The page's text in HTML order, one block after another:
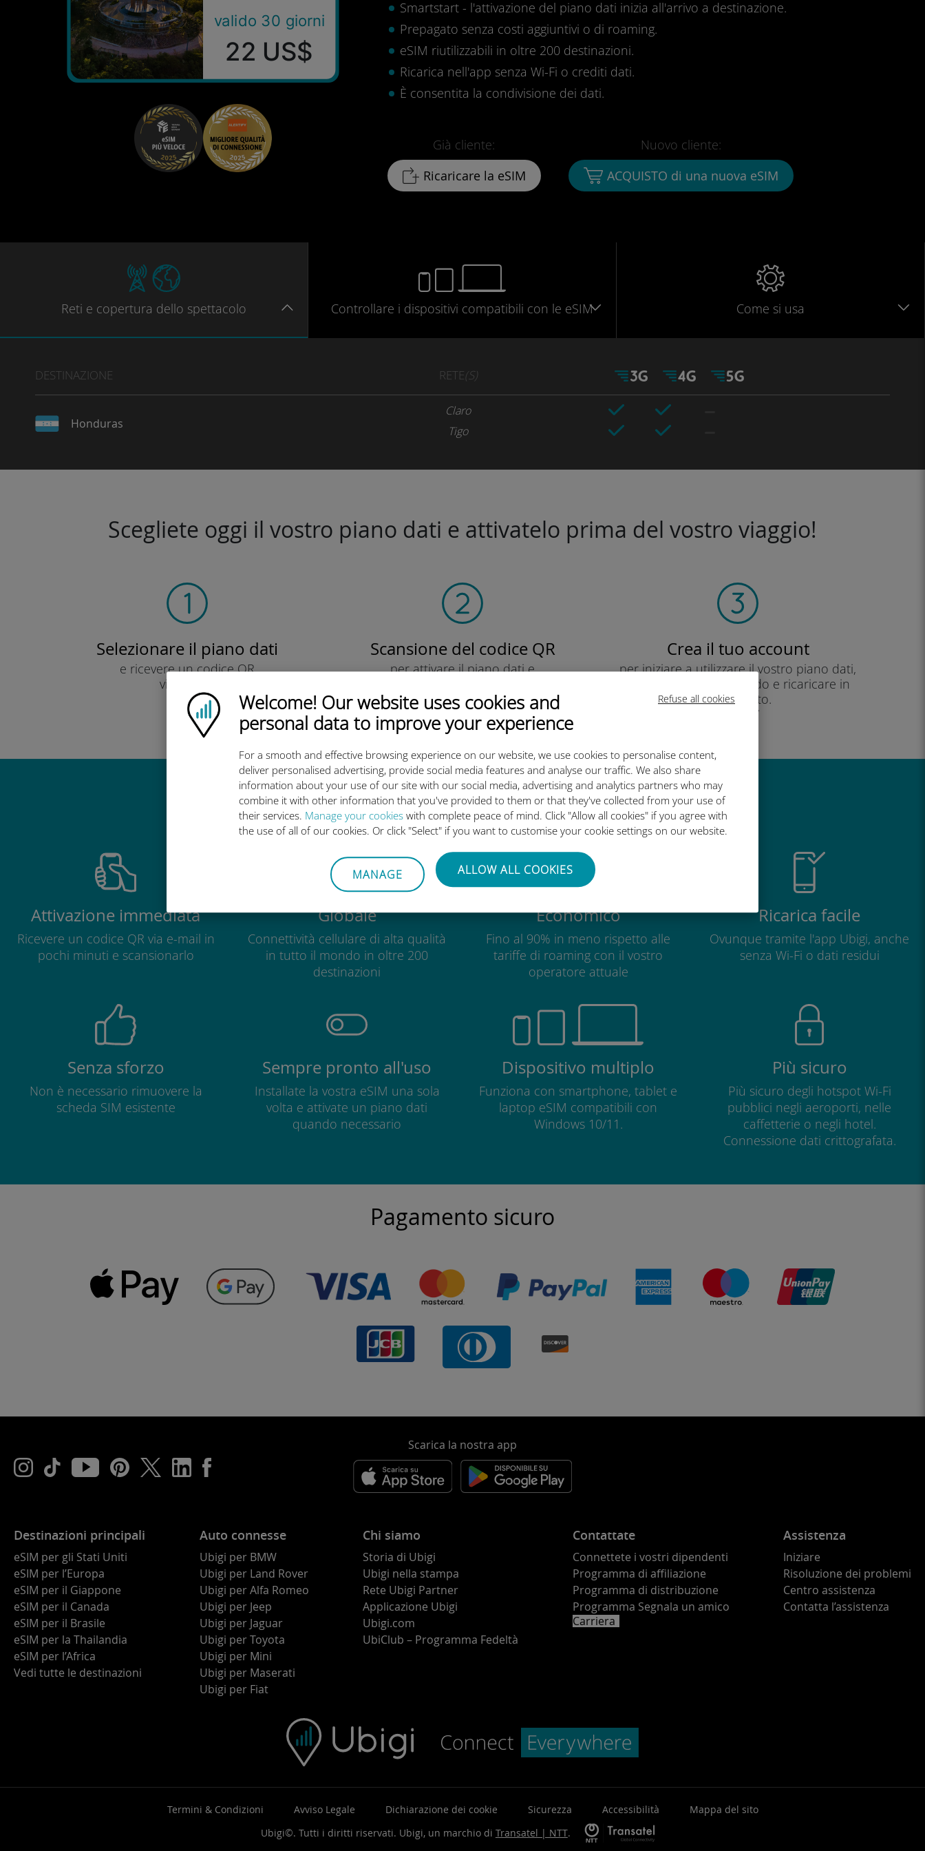
Refuse all cookies
Ubigi logo
Welcome! Our website uses cookies and
personal data to improve your experience
For a smooth and effective browsing experience on our website, we use cookies to personalise content,
deliver personalised advertising, provide social media features and analyse our traffic. We also share
information about your use of our site with our social media, advertising and analytics partners who may
combine it with other information that you've provided to them or that they've collected from your use of
their services. Manage your cookies with complete peace of mind. Click "Allow all cookies" if you agree with
the use of all of our cookies. Or click "Select" if you want to customise your cookie settings on our website.
MANAGE ALLOW ALL COOKIES
valido 30 giorni
22 US$
Smartstart - l'attivazione del piano dati inizia all'arrivo a destinazione.
Prepagato senza costi aggiuntivi o di roaming.
eSIM riutilizzabili in oltre 200 destinazioni.
Ricarica nell'app senza Wi-Fi o crediti dati.
È consentita la condivisione dei dati.
Già cliente:
Ricaricare la eSIM
Nuovo cliente:
ACQUISTO di una nuova eSIM
Reti e copertura dello spettacolo Controllare i dispositivi compatibili con le eSIM Come si usa
DESTINAZIONE RETE(S)
Honduras
Claro
Tigo
Scegliete oggi il vostro piano dati e attivatelo prima del vostro viaggio!
Selezionare il piano dati
e ricevere un codice QR
via e-mail.
Veloce!
Scansione del codice QR
per attivare il piano dati e
Semplice!
Crea il tuo account
per iniziare a utilizzare il vostro piano dati,
controllare il vostro saldo e ricaricare in
movimento.
Godere!
Perché la eSIM internazionale di Ubigi è così grande
Attivazione immediata
Ricevere un codice QR via e-mail in
pochi minuti e scansionarlo
Globale
Connettività cellulare di alta qualità
in tutto il mondo in oltre 200
destinazioni
Economico
Fino al 90% in meno rispetto alle
tariffe di roaming con il vostro
operatore attuale
Ricarica facile
Ovunque tramite l'app Ubigi, anche
senza Wi-Fi o dati residui
Senza sforzo
Non è necessario rimuovere la
scheda SIM esistente
Sempre pronto all'uso
Installate la vostra eSIM una sola
volta e attivate un piano dati
quando necessario
Dispositivo multiplo
Funziona con smartphone, tablet e
laptop eSIM compatibili con
Windows 10/11.
Più sicuro
Più sicuro degli hotspot Wi-Fi
pubblici negli aeroporti, nelle
caffetterie o negli hotel.
Connessione dati crittografata.
Pagamento sicuro
Scarica la nostra app
Destinazioni principali
eSIM per gli Stati Uniti
eSIM per l’Europa
eSIM per il Giappone
eSIM per il Canada
eSIM per il Brasile
eSIM per la Thailandia
eSIM per l’Africa
Vedi tutte le destinazioni
Auto connesse
Ubigi per BMW
Ubigi per Land Rover
Ubigi per Alfa Romeo
Ubigi per Jeep
Ubigi per Jaguar
Ubigi per Toyota
Ubigi per Mini
Ubigi per Maserati
Ubigi per Fiat
Chi siamo
Storia di Ubigi
Ubigi nella stampa
Rete Ubigi Partner
Applicazione Ubigi
Ubigi.com
UbiClub – Programma Fedeltà
Contattate
Connettete i vostri dipendenti
Programma di affiliazione
Programma di distribuzione
Programma Segnala un amico
Carriera
Assistenza
Iniziare
Risoluzione dei problemi
Centro assistenza
Contatta l’assistenza
Termini & Condizioni Avviso Legale Dichiarazione dei cookie Sicurezza Accessibilità
Mappa del sito
Ubigi©. Tutti i diritti riservati. Ubigi, un marchio di Transatel | NTT.